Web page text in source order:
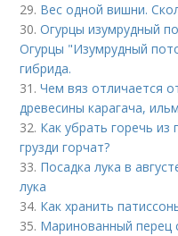
29. Вес одной вишни.
30.Огурцы изумрудный
Огурцы "Изумрудный
гибрида.
31.Чем вяз отличается
древесины карагача,
32. Как убрать горечь из
грузди горчат?
33. Посадка лука в
лука
34. Как хранить
35. Маринованный перец